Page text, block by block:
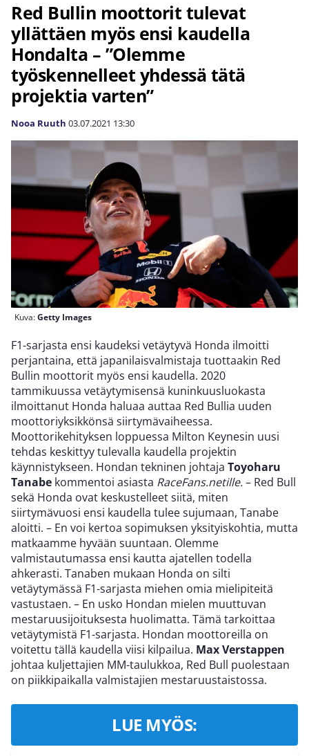
Red Bullin moottorit tulevat
yllättäen myös ensi kaudella
Hondalta – ”Olemme
työskennelleet yhdessä tätä
projektia varten”
Nooa Ruuth 03.07.2021 13:30
Kuva:Getty Images
F1-sarjasta ensi kaudeksi vetäytyvä Honda ilmoitti
perjantaina, että japanilaisvalmistaja tuottaakin Red
Bullin moottorit myös ensi kaudella. 2020
tammikuussa vetäytymisensä kuninkuusluokasta
ilmoittanut Honda haluaa auttaa Red Bullia uuden
moottoriyksikkönsä siirtymävaiheessa.
Moottorikehityksen loppuessa Milton Keynesin uusi
tehdas keskittyy tulevalla kaudella projektin
käynnistykseen. Hondan tekninen johtaja Toyoharu
Tanabe kommentoi asiasta RaceFans.netille.– Red Bull
sekä Honda ovat keskustelleet siitä, miten
siirtymävuosi ensi kaudella tulee sujumaan, Tanabe
aloitti. – En voi kertoa sopimuksen yksityiskohtia, mutta
matkaamme hyvään suuntaan. Olemme
valmistautumassa ensi kautta ajatellen todella
ahkerasti. Tanaben mukaan Honda on silti
vetäytymässä F1-sarjasta miehen omia mielipiteitä
vastustaen. – En usko Hondan mielen muuttuvan
mestaruusijoituksesta huolimatta. Tämä tarkoittaa
vetäytymistä F1-sarjasta. Hondan moottoreilla on
voitettu tällä kaudella viisi kilpailua. Max Verstappen
johtaa kuljettajien MM-taulukkoa, Red Bull puolestaan
on piikkipaikalla valmistajien mestaruustaistossa.
LUE MYÖS: